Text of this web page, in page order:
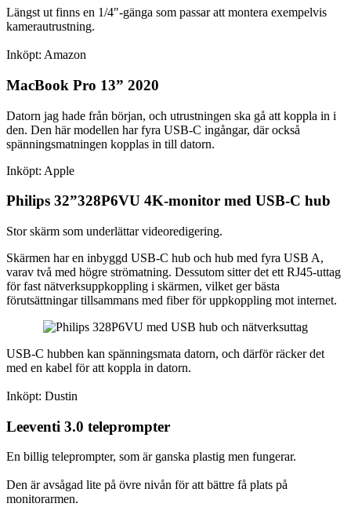
Längst ut finns en 1/4″-gänga som passar att montera exempelvis
kamerautrustning.
Inköpt: Amazon
MacBook Pro 13” 2020
Datorn jag hade från början, och utrustningen ska gå att koppla in i
den. Den här modellen har fyra USB-C ingångar, där också
spänningsmatningen kopplas in till datorn.
Inköpt: Apple
Philips 32”328P6VU 4K-monitor med USB-C hub
Stor skärm som underlättar videoredigering.
Skärmen har en inbyggd USB-C hub och hub med fyra USB A,
varav två med högre strömatning. Dessutom sitter det ett RJ45-uttag
för fast nätverksuppkoppling i skärmen, vilket ger bästa
förutsättningar tillsammans med fiber för uppkoppling mot internet.
USB-C hubben kan spänningsmata datorn, och därför räcker det
med en kabel för att koppla in datorn.
Inköpt: Dustin
Leeventi 3.0 teleprompter
En billig teleprompter, som är ganska plastig men fungerar.
Den är avsågad lite på övre nivån för att bättre få plats på
monitorarmen.